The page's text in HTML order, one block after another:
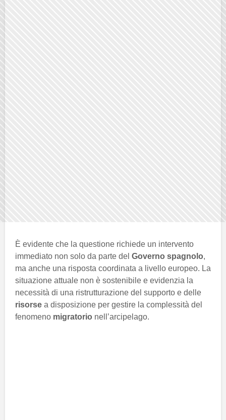
È evidente che la questione richiede un intervento
immediato non solo da parte del Governo spagnolo,
ma anche una risposta coordinata a livello europeo. La
situazione attuale non è sostenibile e evidenzia la
necessità di una ristrutturazione del supporto e delle
risorse a disposizione per gestire la complessità del
fenomeno migratorio nell’arcipelago.